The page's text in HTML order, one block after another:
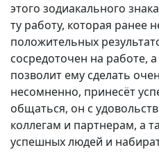
этого зодиакального
ту работу, которая ранее
положительных
сосредоточен на работе,
позволит ему сделать
несомненно, принесёт
общаться, он с
коллегам и партнерам, а
успешных людей и